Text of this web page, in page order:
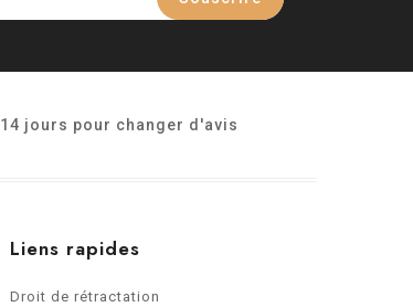
14 jours pour changer d'avis
Liens rapides
Droit de rétractation